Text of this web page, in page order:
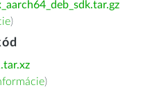
)
)